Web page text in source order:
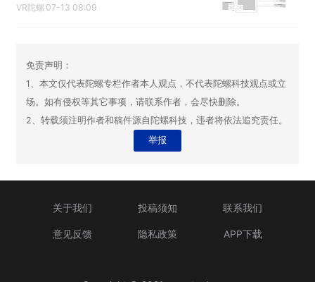
VR陀螺 07-13 08:09
免责声明：
1、本文仅代表陀螺专栏作者本人观点，不代表陀螺科技观点或立
场。如有侵权等其它事项，请联系作者，会尽快删除。
2、转载须注明作者和稿件源自陀螺科技，违者将依法追究责任。
举报
关于我们 投稿须知 联系我们
意见反馈 隐私政策 APP下载